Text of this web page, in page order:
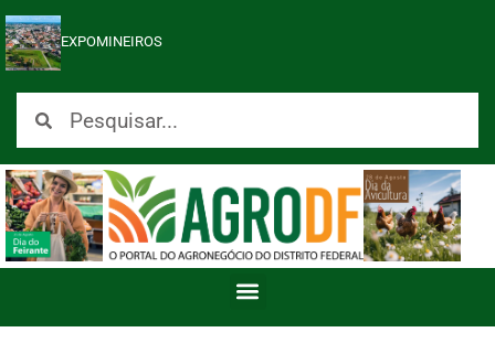
EXPOMINEIROS